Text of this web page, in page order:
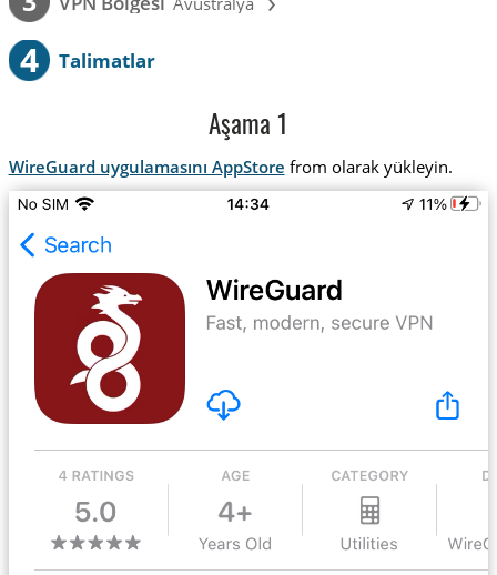
4 Talimatlar
Aşama 1
WireGuard uygulamasını AppStore from olarak yükleyin.